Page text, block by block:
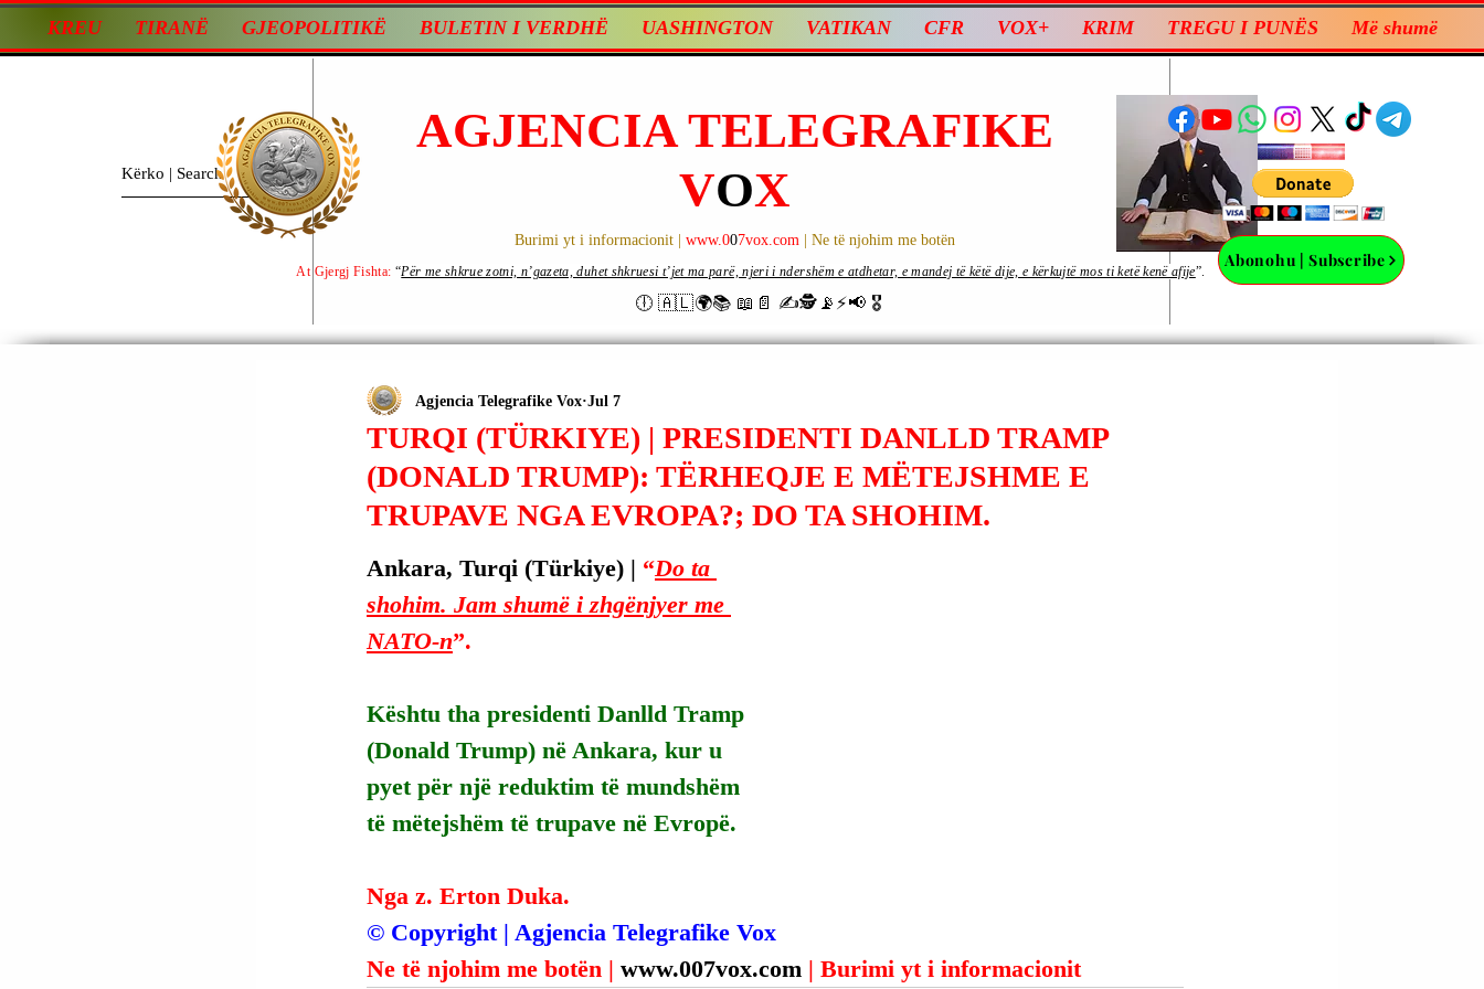
KREU TIRANË GJEOPOLITIKË BULETIN I VERDHË UASHINGTON VATIKAN CFR VOX+ KRIM TREGU I PUNËS Më shumë
AGJENCIA TELEGRAFIKE
VOX
Burimi yt i informacionit | www.007vox.com | Ne të njohim me botën
🕕 🇦🇱🌍📚 📖📄 ✍🕵️📡⚡️📢 🎖
Abonohu | Subscribe
At Gjergj Fishta: “Për me shkrue zotni, n’gazeta, duhet shkruesi t’jet ma parë, njeri i ndershëm e atdhetar, e mandej të këtë dije, e kërkujtë mos ti ketë kenë afije”.
TURQI (TÜRKIYE) | PRESIDENTI DANLLD TRAMP
(DONALD TRUMP): TËRHEQJE E MËTEJSHME E
TRUPAVE NGA EVROPA?; DO TA SHOHIM.
Agjencia Telegrafike Vox Jul 7
Ankara, Turqi (Türkiye) | “Do ta
shohim. Jam shumë i zhgënjyer me
NATO-n”.
Kështu tha presidenti Danlld Tramp
(Donald Trump) në Ankara, kur u
pyet për një reduktim të mundshëm
të mëtejshëm të trupave në Evropë.
Nga z. Erton Duka.
© Copyright | Agjencia Telegrafike Vox
Ne të njohim me botën | www.007vox.com | Burimi yt i informacionit